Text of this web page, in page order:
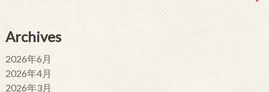
Archives
2026年6月
2026年4月
2026年3月